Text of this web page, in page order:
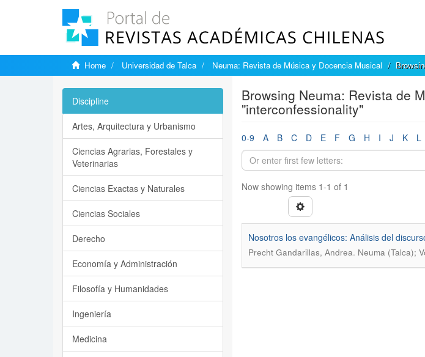
Home Universidad de Talca Neuma: Revista de Música y Docencia Musical
Browsing Neuma: Revista de
"interconfessionality"
0-9 A B C D E F G H I J K L
Now showing items 1-1 of 1
Nosotros los evangélicos: Análisis del
Precht Gandarillas, Andrea. Neuma (Talca);
Discipline
Artes, Arquitectura y Urbanismo
Ciencias Agrarias, Forestales y
Veterinarias
Ciencias Exactas y Naturales
Ciencias Sociales
Derecho
Economía y Administración
Filosofía y Humanidades
Ingeniería
Medicina